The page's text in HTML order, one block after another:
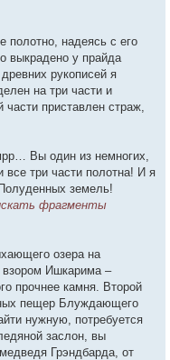
полотно, надеясь с его
выкрадено у прайда
рукописей я
на три части и
приставлен страж,
Вы один из немногих,
три части полотна! И я
земель!
фрагменты
озера на
Ишкарима –
прочнее камня. Второй
пещер Блуждающего
нужную, потребуется
заслон, вы
Грэндбарда, от